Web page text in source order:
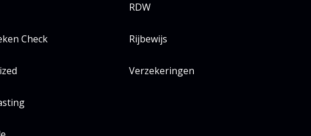
RDW
Check Rijbewijs
Verzekeringen